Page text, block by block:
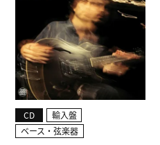
CD
輸入盤
ベース・弦楽器